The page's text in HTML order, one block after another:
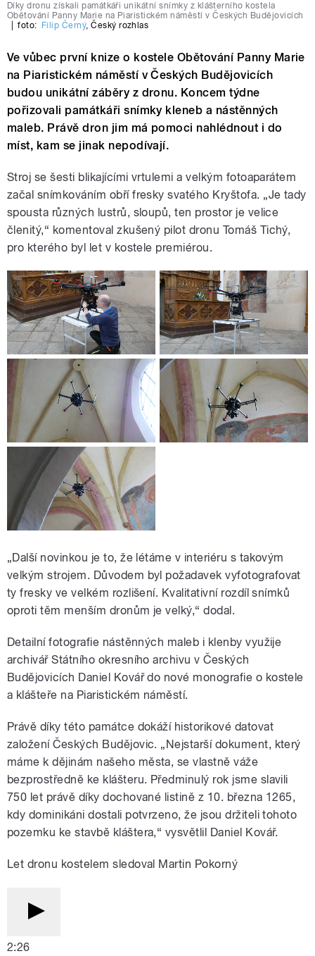
Díky dronu získali památkáři unikátní snímky z klášterního kostela
Obětování Panny Marie na Piaristickém náměstí v Českých Budějovicích
foto: Filip Černý,Český rozhlas
Ve vůbec první knize o kostele Obětování Panny Marie
na Piaristickém náměstí v Českých Budějovicích
budou unikátní záběry z dronu. Koncem týdne
pořizovali památkáři snímky kleneb a nástěnných
maleb. Právě dron jim má pomoci nahlédnout i do
míst, kam se jinak nepodívají.
Stroj se šesti blikajícími vrtulemi a velkým fotoaparátem
začal snímkováním obří fresky svatého Kryštofa. „Je tady
spousta různých lustrů, sloupů, ten prostor je velice
členitý,“ komentoval zkušený pilot dronu Tomáš Tichý,
pro kterého byl let v kostele premiérou.
„Další novinkou je to, že létáme v interiéru s takovým
velkým strojem. Důvodem byl požadavek vyfotografovat
ty fresky ve velkém rozlišení. Kvalitativní rozdíl snímků
oproti těm menším dronům je velký,“ dodal.
Detailní fotografie nástěnných maleb i klenby využije
archivář Státního okresního archivu v Českých
Budějovicích Daniel Kovář do nové monografie o kostele
a klášteře na Piaristickém náměstí.
Právě díky této památce dokáží historikové datovat
založení Českých Budějovic. „Nejstarší dokument, který
máme k dějinám našeho města, se vlastně váže
bezprostředně ke klášteru. Předminulý rok jsme slavili
750 let právě díky dochované listině z 10. března 1265,
kdy dominikáni dostali potvrzeno, že jsou držiteli tohoto
pozemku ke stavbě kláštera,“ vysvětlil Daniel Kovář.
Let dronu kostelem sledoval Martin Pokorný
2:26